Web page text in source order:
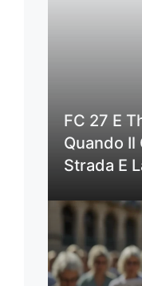
FC 27 E
Quando Il
Strada E